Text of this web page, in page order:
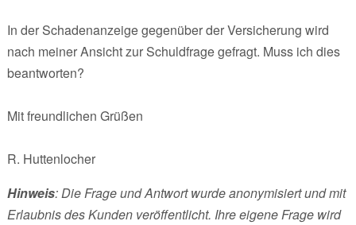
In der Schadenanzeige gegenüber der Versicherung wird
nach meiner Ansicht zur Schuldfrage gefragt. Muss ich dies
beantworten?
Mit freundlichen Grüßen
R. Huttenlocher
Hinweis: Die Frage und Antwort wurde anonymisiert und mit
Erlaubnis des Kunden veröffentlicht. Ihre eigene Frage wird